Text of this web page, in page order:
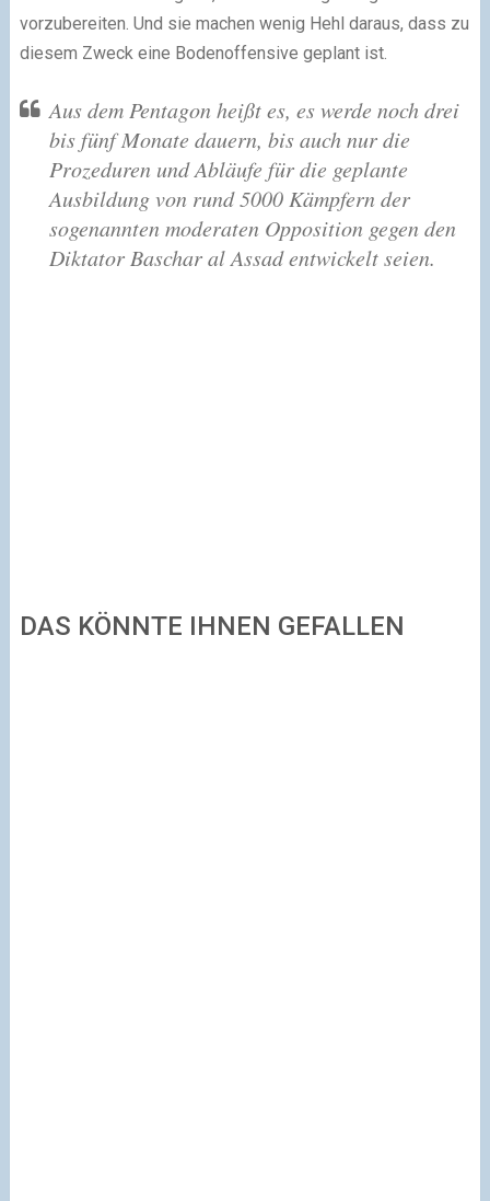
vorzubereiten. Und sie machen wenig Hehl daraus, dass zu
diesem Zweck eine Bodenoffensive geplant ist.
Aus dem Pentagon heißt es, es werde noch drei
bis fünf Monate dauern, bis auch nur die
Prozeduren und Abläufe für die geplante
Ausbildung von rund 5000 Kämpfern der
sogenannten moderaten Opposition gegen den
Diktator Baschar al Assad entwickelt seien.
DAS KÖNNTE IHNEN GEFALLEN